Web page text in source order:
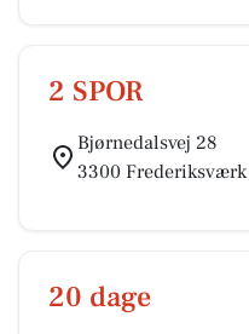
2 SPOR
Bjørnedalsvej 28
3300 Frederiksværk
20 dage